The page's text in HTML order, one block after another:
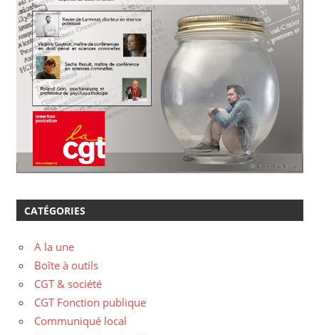
CATÉGORIES
A la une
Boîte à outils
CGT & société
CGT Fonction publique
Communiqué local